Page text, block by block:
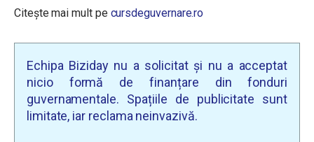
Citește mai mult pe cursdeguvernare.ro
Echipa Biziday nu a solicitat și nu a acceptat
nicio formă de finanțare din fonduri
guvernamentale. Spațiile de publicitate sunt
limitate, iar reclama neinvazivă.